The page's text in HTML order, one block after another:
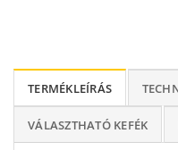
TERMÉKLEÍRÁS
VÁLASZTHATÓ KEFÉK